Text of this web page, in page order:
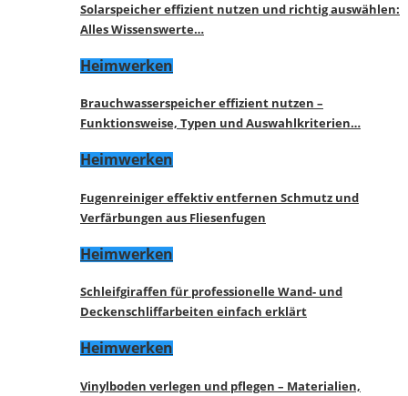
Solarspeicher effizient nutzen und richtig auswählen:
Alles Wissenswerte…
Heimwerken
Brauchwasserspeicher effizient nutzen –
Funktionsweise, Typen und Auswahlkriterien…
Heimwerken
Fugenreiniger effektiv entfernen Schmutz und
Verfärbungen aus Fliesenfugen
Heimwerken
Schleifgiraffen für professionelle Wand- und
Deckenschliffarbeiten einfach erklärt
Heimwerken
Vinylboden verlegen und pflegen – Materialien,